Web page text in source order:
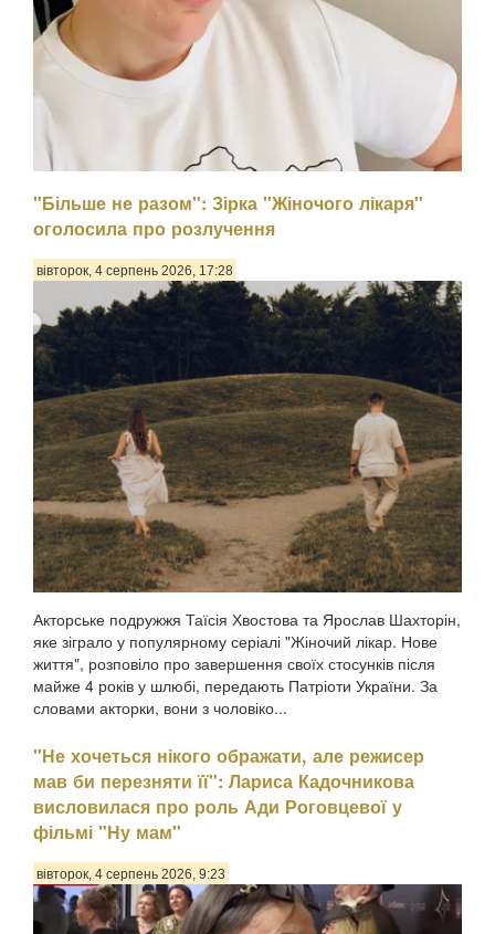
Психологиня Наталія Холоденко зізналася, що в
минулому зраджувала партнера, назвавши це помстою за
пережите у стосунках, а також заявила, що вдавалася до
фізичного насильства щодо чоловікаПро це Холоденко
розповіла в InstaStories, де відповідала на зап...
"Більше не разом": Зірка "Жіночого лікаря"
оголосила про розлучення
вівторок, 4 серпень 2026, 17:28
Акторське подружжя Таїсія Хвостова та Ярослав Шахторін,
яке зіграло у популярному серіалі "Жіночий лікар. Нове
життя", розповіло про завершення своїх стосунків після
майже 4 років у шлюбі, передають Патріоти України. За
словами акторки, вони з чоловіко...
"Не хочеться нікого ображати, але режисер
мав би перезняти її": Лариса Кадочникова
висловилася про роль Ади Роговцевої у
фільмі "Ну мам"
вівторок, 4 серпень 2026, 9:23